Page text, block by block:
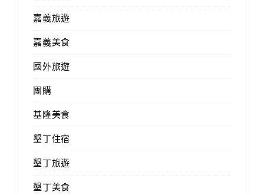
嘉義旅遊
嘉義美食
國外旅遊
團購
基隆美食
墾丁住宿
墾丁旅遊
墾丁美食